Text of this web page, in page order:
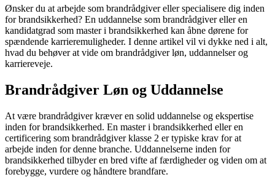
Ønsker du at arbejde som brandrådgiver eller specialisere dig inden
for brandsikkerhed? En uddannelse som brandrådgiver eller en
kandidatgrad som master i brandsikkerhed kan åbne dørene for
spændende karrieremuligheder. I denne artikel vil vi dykke ned i alt,
hvad du behøver at vide om brandrådgiver løn, uddannelser og
karriereveje.
Brandrådgiver Løn og Uddannelse
At være brandrådgiver kræver en solid uddannelse og ekspertise
inden for brandsikkerhed. En master i brandsikkerhed eller en
certificering som brandrådgiver klasse 2 er typiske krav for at
arbejde inden for denne branche. Uddannelserne inden for
brandsikkerhed tilbyder en bred vifte af færdigheder og viden om at
forebygge, vurdere og håndtere brandfare.